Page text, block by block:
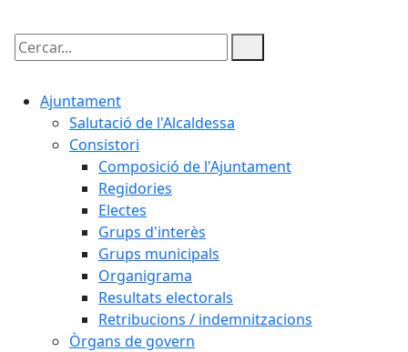
Cercar:
Ajuntament
Salutació de l'Alcaldessa
Consistori
Composició de l'Ajuntament
Regidories
Electes
Grups d'interès
Grups municipals
Organigrama
Resultats electorals
Retribucions / indemnitzacions
Òrgans de govern